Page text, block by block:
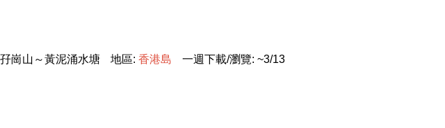
崗山～黃泥涌水塘 地區: 香港島 一週下載/瀏覽: ~3/13